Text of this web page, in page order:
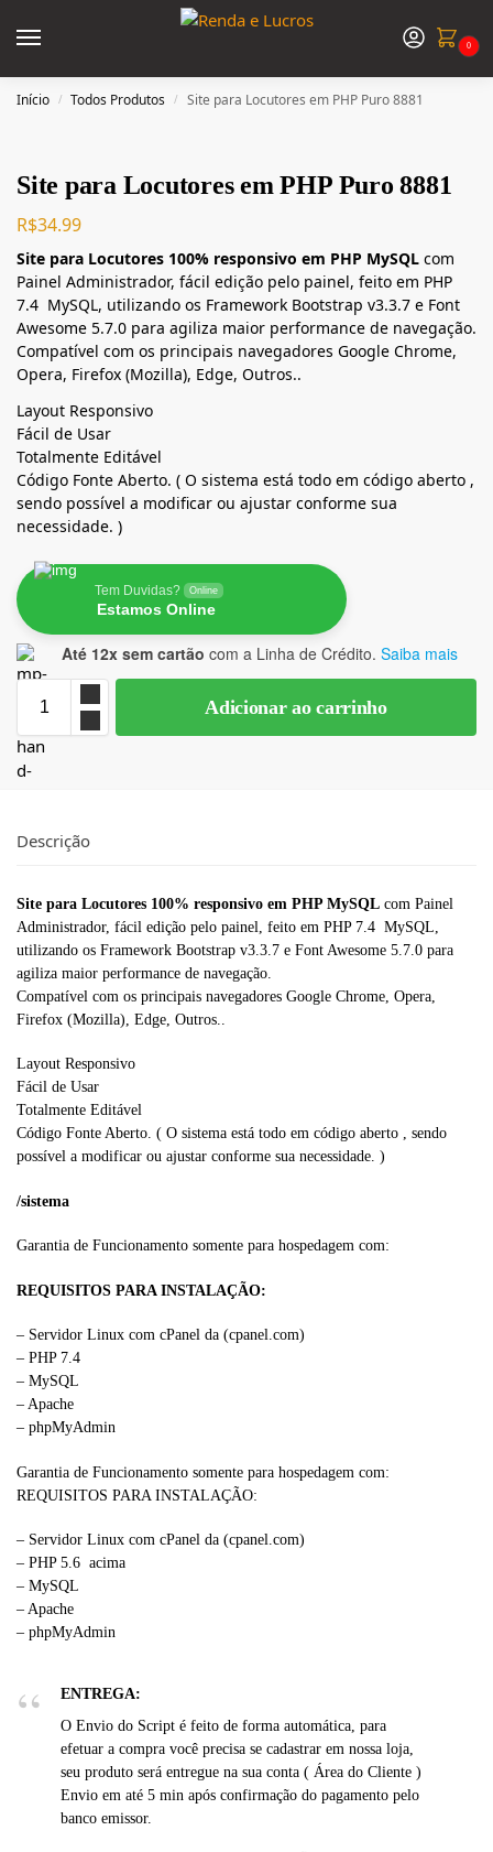
0
Início / Todos Produtos / Site para Locutores em PHP Puro 8881
Site para Locutores em PHP Puro 8881
R$34.99
Site para Locutores 100% responsivo em PHP MySQL com
Painel Administrador, fácil edição pelo painel, feito em PHP
7.4 MySQL, utilizando os Framework Bootstrap v3.3.7 e Font
Awesome 5.7.0 para agiliza maior performance de navegação.
Compatível com os principais navegadores Google Chrome,
Opera, Firefox (Mozilla), Edge, Outros..
Layout Responsivo
Fácil de Usar
Totalmente Editável
Código Fonte Aberto. ( O sistema está todo em código aberto ,
sendo possível a modificar ou ajustar conforme sua
necessidade. )
Tem Duvidas? Online
Estamos Online
Até 12x sem cartão com a Linha de Crédito. Saiba mais
Adicionar ao carrinho
Descrição
Site para Locutores 100% responsivo em PHP MySQL com Painel
Administrador, fácil edição pelo painel, feito em PHP 7.4 MySQL,
utilizando os Framework Bootstrap v3.3.7 e Font Awesome 5.7.0 para
agiliza maior performance de navegação.
Compatível com os principais navegadores Google Chrome, Opera,
Firefox (Mozilla), Edge, Outros..
Layout Responsivo
Fácil de Usar
Totalmente Editável
Código Fonte Aberto. ( O sistema está todo em código aberto , sendo
possível a modificar ou ajustar conforme sua necessidade. )
/sistema
Garantia de Funcionamento somente para hospedagem com:
REQUISITOS PARA INSTALAÇÃO:
– Servidor Linux com cPanel da (cpanel.com)
– PHP 7.4
– MySQL
– Apache
– phpMyAdmin
Garantia de Funcionamento somente para hospedagem com:
REQUISITOS PARA INSTALAÇÃO:
– Servidor Linux com cPanel da (cpanel.com)
– PHP 5.6 acima
– MySQL
– Apache
– phpMyAdmin
ENTREGA:
O Envio do Script é feito de forma automática, para
efetuar a compra você precisa se cadastrar em nossa loja,
seu produto será entregue na sua conta ( Área do Cliente )
Envio em até 5 min após confirmação do pagamento pelo
banco emissor.